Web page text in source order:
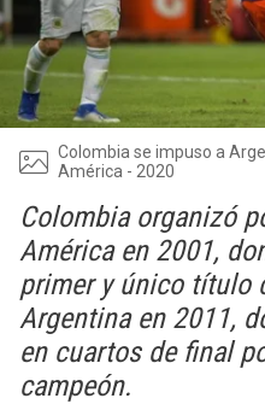
Colombia se impuso a
América - 2020
Colombia organizó
América en 2001,
primer y único título
Argentina en 2011,
en cuartos de final
campeón.